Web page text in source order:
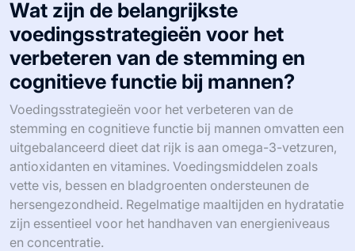
Wat zijn de belangrijkste
voedingsstrategieën voor het
verbeteren van de stemming en
cognitieve functie bij mannen?
Voedingsstrategieën voor het verbeteren van de
stemming en cognitieve functie bij mannen omvatten een
uitgebalanceerd dieet dat rijk is aan omega-3-vetzuren,
antioxidanten en vitamines. Voedingsmiddelen zoals
vette vis, bessen en bladgroenten ondersteunen de
hersengezondheid. Regelmatige maaltijden en hydratatie
zijn essentieel voor het handhaven van energieniveaus
en concentratie.